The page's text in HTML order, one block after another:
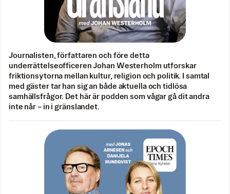
Journalisten, författaren och före detta
underrättelseofficeren Johan Westerholm utforskar
friktionsytorna mellan kultur, religion och politik. I samtal
med gäster tar han sig an både aktuella och tidlösa
samhällsfrågor. Det här är podden som vågar gå dit andra
inte når – in i gränslandet.